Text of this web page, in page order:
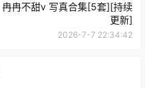
冉冉不甜v 写真合集[5套][持续
更新]
2026-7-7 22:34:42